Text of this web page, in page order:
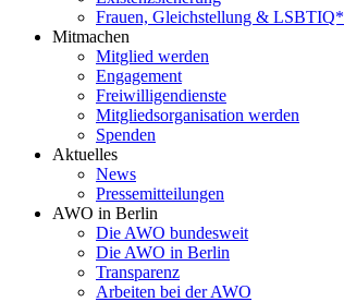
Frauen, Gleichstellung & LSBTIQ*
Mitmachen
Mitglied werden
Engagement
Freiwilligendienste
Mitgliedsorganisation werden
Spenden
Aktuelles
News
Pressemitteilungen
AWO in Berlin
Die AWO bundesweit
Die AWO in Berlin
Transparenz
Arbeiten bei der AWO